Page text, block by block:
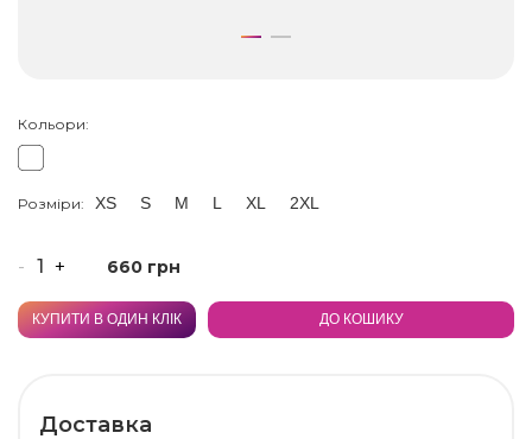
Кольори:
Розміри: XS S M L XL 2XL
- + 660 грн
КУПИТИ В ОДИН КЛІК ДО КОШИКУ
Доставка